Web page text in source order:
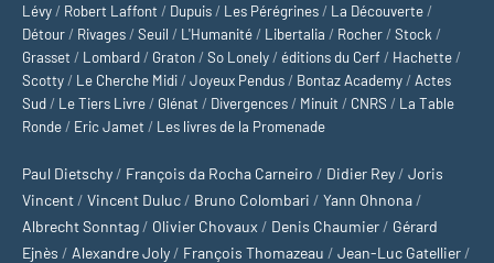
Lévy / Robert Laffont / Dupuis / Les Pérégrines / La Découverte /
Détour / Rivages /Seuil / L'Humanité / Libertalia / Rocher /Stock /
Grasset / Lombard / Graton /So Lonely /éditions du Cerf / Hachette /
Scotty / Le Cherche Midi /Joyeux Pendus / Bontaz Academy / Actes
Sud / Le Tiers Livre / Glénat / Divergences / Minuit / CNRS / La Table
Ronde / Eric Jamet / Les livres de la Promenade
Paul Dietschy / François da Rocha Carneiro / Didier Rey / Joris
Vincent / Vincent Duluc / Bruno Colombari / Yann Ohnona /
Albrecht Sonntag / Olivier Chovaux / Denis Chaumier / Gérard
Ejnès / Alexandre Joly / François Thomazeau / Jean-Luc Gatellier /